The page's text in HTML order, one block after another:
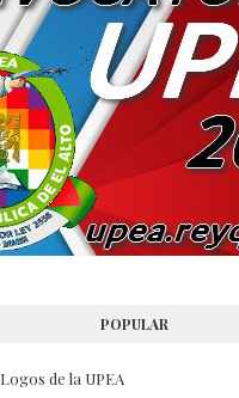
POPULAR
Logos de la UPEA